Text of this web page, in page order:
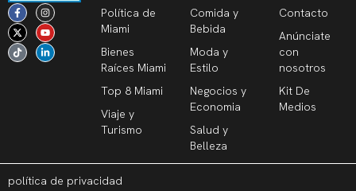
F
a
c
e
b
o
o
I
n
s
t
a
g
r
X
-
t
w
i
t
t
Y
o
u
t
u
b
e
T
i
k
t
o
k
L
i
n
k
e
d
i
Política de
Miami
Bienes
Raíces Miami
Top 8 Miami
Viaje y
Turismo
Comida y
Bebida
Moda y
Estilo
Negocios y
Economia
Salud y
Belleza
Contacto
Anúnciate
con
nosotros
Kit De
Medios
política de privacidad